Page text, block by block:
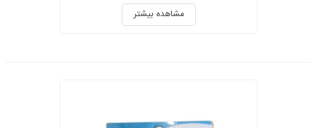
مشاهده بیشتر